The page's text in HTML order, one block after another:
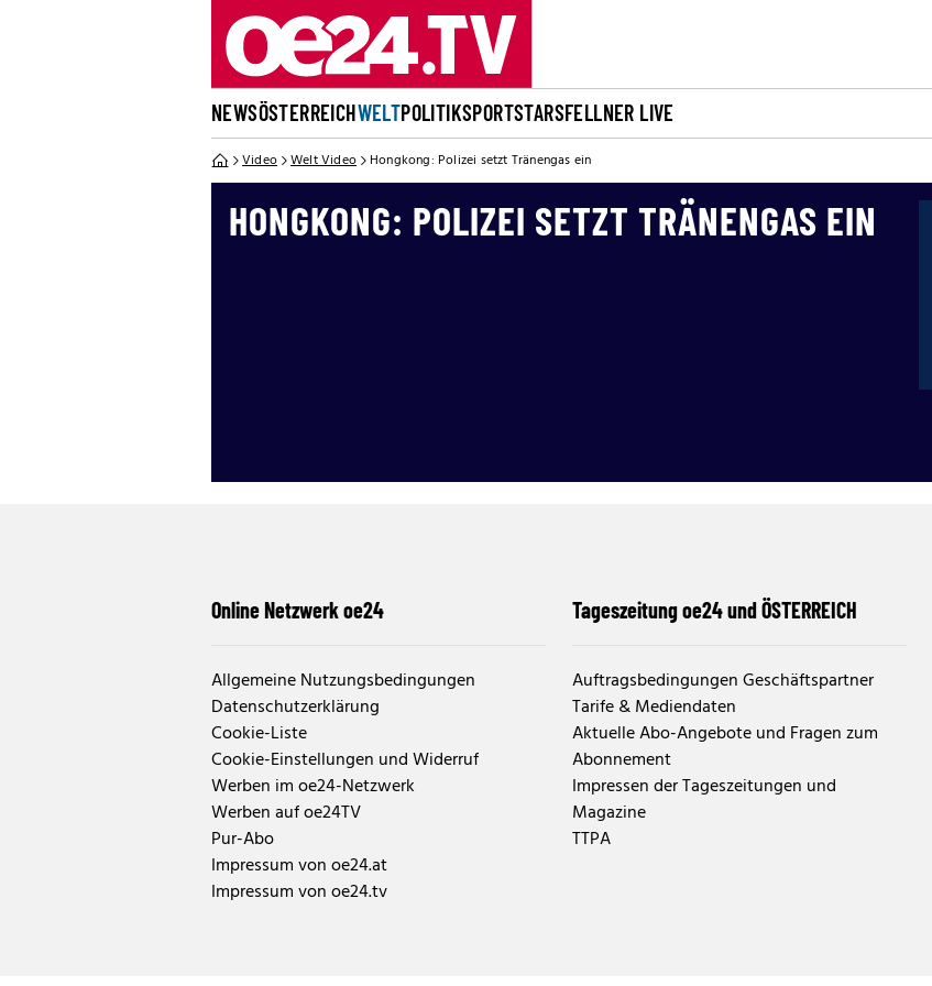
NEWSÖSTERREICHWELTPOLITIKSPORTSTARSFELLNER LIVE
Video Welt Video Hongkong: Polizei setzt Tränengas ein
HONGKONG: POLIZEI SETZT TRÄNENGAS EIN
Online Netzwerk oe24
Allgemeine Nutzungsbedingungen
Datenschutzerklärung
Cookie-Liste
Cookie-Einstellungen und Widerruf
Werben im oe24-Netzwerk
Werben auf oe24TV
Pur-Abo
Impressum von oe24.at
Impressum von oe24.tv
Tageszeitung oe24 und ÖSTERREICH
Auftragsbedingungen Geschäftspartner
Tarife & Mediendaten
Aktuelle Abo-Angebote und Fragen zum
Abonnement
Impressen der Tageszeitungen und
Magazine
TTPA